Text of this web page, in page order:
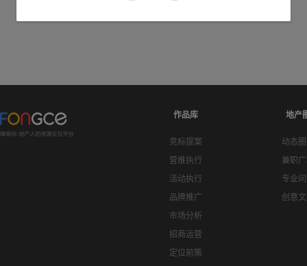
作品库
竞标提案
营推执行
活动执行
品牌推广
市场分析
招商运营
定位前策
地产
动态
兼职
专业
创意